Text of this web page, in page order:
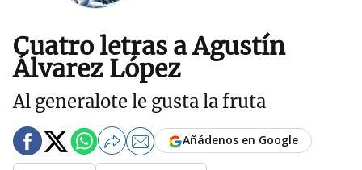
Cuatro letras a Agustín
Álvarez López
Al generalote le gusta la fruta
Añádenos en Google